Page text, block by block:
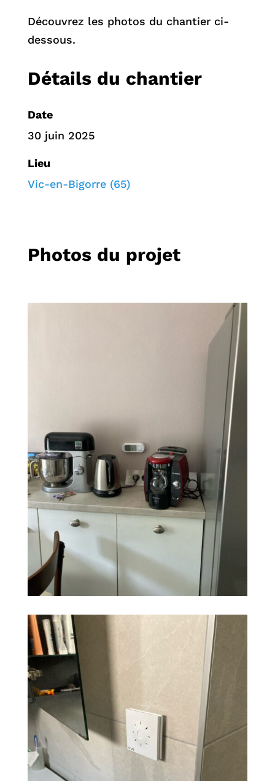
Découvrez les photos du chantier ci-
dessous.
Détails du chantier
Date
30 juin 2025
Lieu
Vic-en-Bigorre (65)
Photos du projet